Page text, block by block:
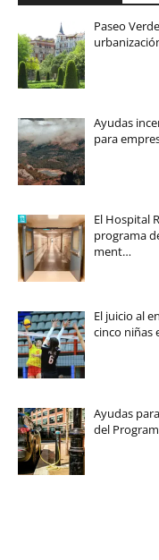
Paseo
Ayudas
para
El Hospital
programa
ment…
El juicio al
cinco niñas
Ayudas
del